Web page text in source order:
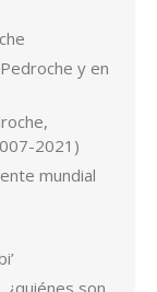
y en
2021)
mundial